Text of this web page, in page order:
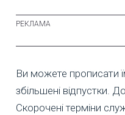
Ви можете прописати
збільшені відпустки.
Скорочені терміни